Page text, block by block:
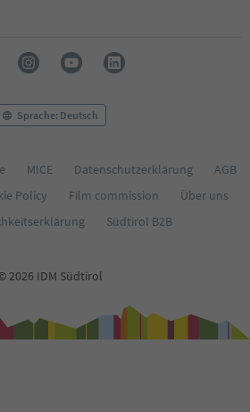
Sprache: Deutsch
MICE Datenschutzerklärung
AGB
Policy Film commission
Über uns
Südtirol B2B
2026 IDM Südtirol